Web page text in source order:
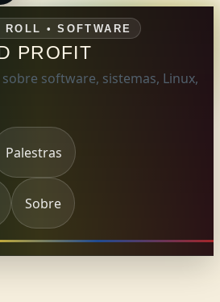
• SOFTWARE
PROFIT
software, sistemas, Linux,
Palestras
Sobre